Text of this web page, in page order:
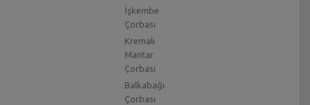
İşkembe
Çorbası
Kremalı
Mantar
Çorbası
Balkabağı
Çorbası